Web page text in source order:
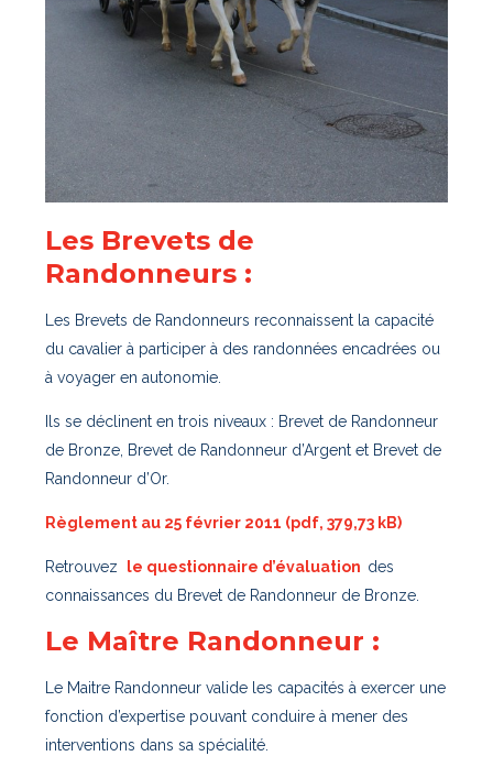
Les Brevets de
Randonneurs :
Les Brevets de Randonneurs reconnaissent la capacité
du cavalier à participer à des randonnées encadrées ou
à voyager en autonomie.
Ils se déclinent en trois niveaux : Brevet de Randonneur
de Bronze, Brevet de Randonneur d’Argent et Brevet de
Randonneur d’Or.
Règlement au 25 février 2011 (pdf, 379,73 kB)
Retrouvez le questionnaire d’évaluation des
connaissances du Brevet de Randonneur de Bronze.
Le Maître Randonneur :
Le Maitre Randonneur valide les capacités à exercer une
fonction d’expertise pouvant conduire à mener des
interventions dans sa spécialité.